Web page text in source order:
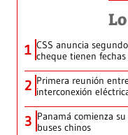
1 CSS anuncia
cheque tienen
2 Primera reunión
interconexión
3 Panamá comienza
buses chinos